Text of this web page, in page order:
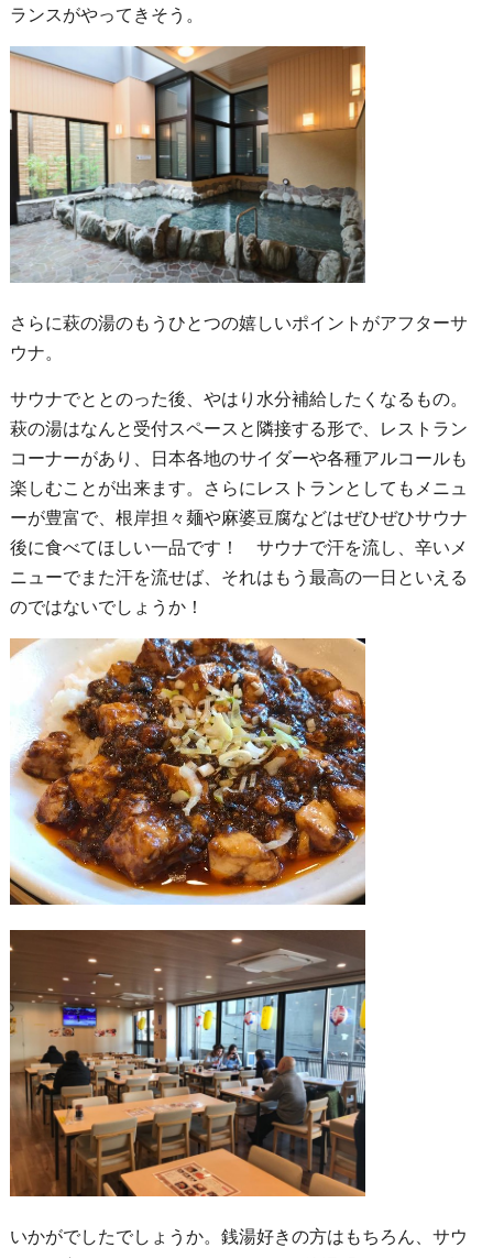
ランスがやってきそう。
さらに萩の湯のもうひとつの嬉しいポイントがアフターサ
ウナ。
サウナでととのった後、やはり水分補給したくなるもの。
萩の湯はなんと受付スペースと隣接する形で、レストラン
コーナーがあり、日本各地のサイダーや各種アルコールも
楽しむことが出来ます。さらにレストランとしてもメニュ
ーが豊富で、根岸担々麺や麻婆豆腐などはぜひぜひサウナ
後に食べてほしい一品です！ サウナで汗を流し、辛いメ
ニューでまた汗を流せば、それはもう最高の一日といえる
のではないでしょうか！
いかがでしたでしょうか。銭湯好きの方はもちろん、サウ